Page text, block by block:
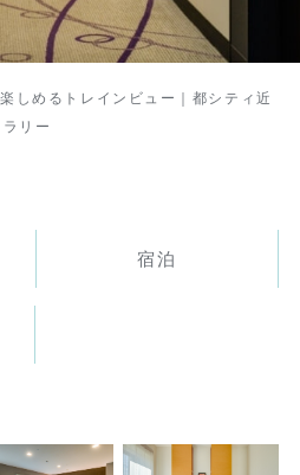
しめるトレインビュー｜都シティ近
リー
宿泊